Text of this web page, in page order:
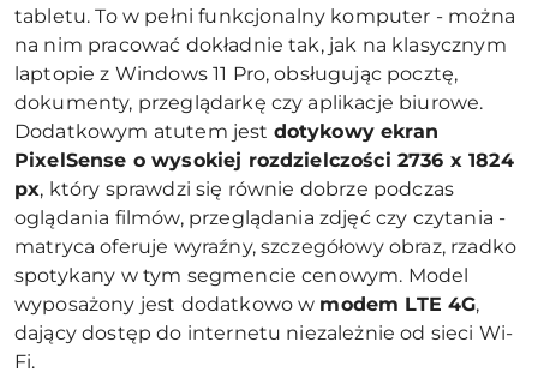
tabletu. To w pełni funkcjonalny komputer - można
na nim pracować dokładnie tak, jak na klasycznym
laptopie z Windows 11 Pro, obsługując pocztę,
dokumenty, przeglądarkę czy aplikacje biurowe.
Dodatkowym atutem jest dotykowy ekran
PixelSense o wysokiej rozdzielczości 2736 x 1824
px, który sprawdzi się równie dobrze podczas
oglądania filmów, przeglądania zdjęć czy czytania -
matryca oferuje wyraźny, szczegółowy obraz, rzadko
spotykany w tym segmencie cenowym. Model
wyposażony jest dodatkowo w modem LTE 4G,
dający dostęp do internetu niezależnie od sieci Wi-
Fi.